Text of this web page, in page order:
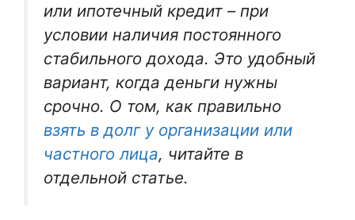
или ипотечный кредит – при
условии наличия постоянного
стабильного дохода. Это удобный
вариант, когда деньги нужны
срочно. О том, как правильно
взять в долг у организации или
частного лица, читайте в
отдельной статье.